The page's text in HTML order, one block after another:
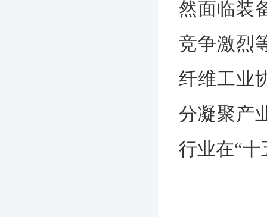
然面临装
竞争激烈
纤维工业
分凝聚产
行业在“